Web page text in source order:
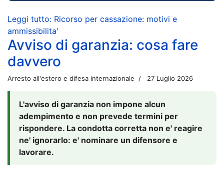
Leggi tutto: Ricorso per cassazione: motivi e
ammissibilita'
Avviso di garanzia: cosa fare
davvero
Arresto all'estero e difesa internazionale 27 Luglio 2026
L'avviso di garanzia non impone alcun
adempimento e non prevede termini per
rispondere. La condotta corretta non e' reagire
ne' ignorarlo: e' nominare un difensore e
lavorare.